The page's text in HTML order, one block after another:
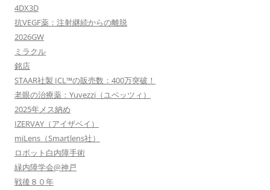
4DX3D
抗VEGF薬：注射継続からの離脱
2026GW
ミラクル
銘店
STAAR社製 ICL™の販売数：400万突破！
老眼の治療薬：Yuvezzi（ユベッツィ）
2025年メス納め
IZERVAY（アイザベイ）
miLens（Smartlens社）
ロボット白内障手術
緑内障学会@神戸
戦後８０年